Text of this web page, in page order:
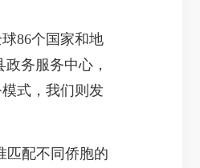
86个国家和地
务服务中心，
式，我们则发
配不同侨胞的